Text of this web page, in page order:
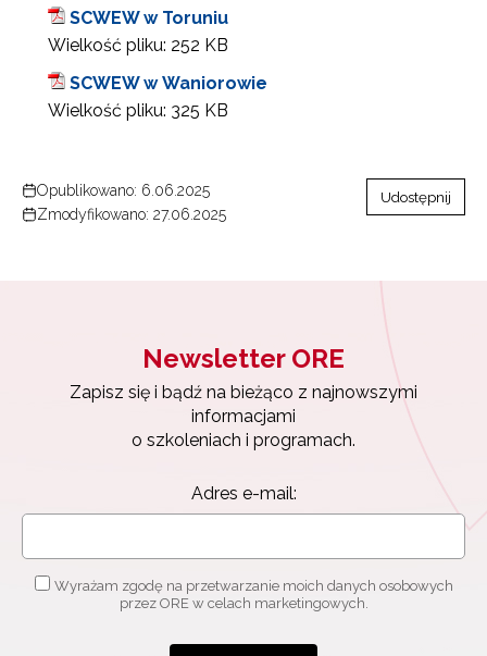
SCWEW w Toruniu
Wielkość pliku: 252 KB
SCWEW w Waniorowie
Wielkość pliku: 325 KB
Opublikowano: 6.06.2025
Zmodyfikowano: 27.06.2025
Udostępnij
Newsletter ORE
Zapisz się i bądź na bieżąco z najnowszymi
informacjami
o szkoleniach i programach.
Adres e-mail:
Wyrażam zgodę na przetwarzanie moich danych osobowych
przez ORE w celach marketingowych.
Zapisz się i bądź na bieżąco z najnowszymi
Adres e-mail: